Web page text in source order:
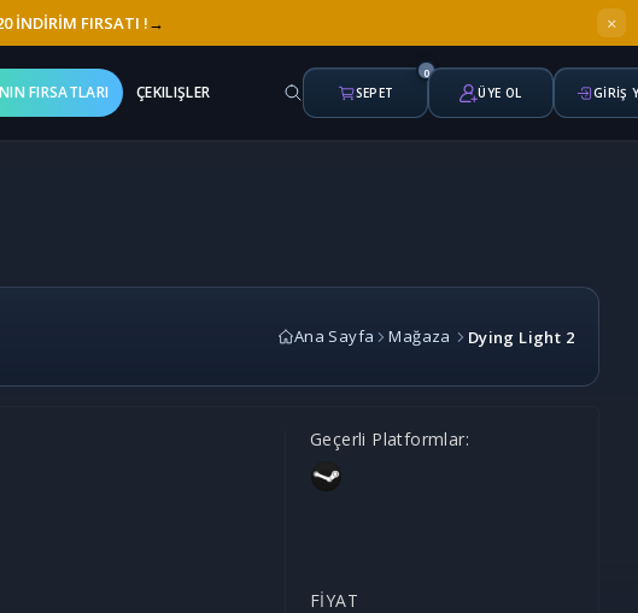
İNDİRİM FIRSATI !→ ×
FIRSATLARI ÇEKILIŞLER SEPET
0
ÜYE OL GİRİŞ
Ana Sayfa Mağaza Dying Light 2
Geçerli Platformlar:
FİYAT